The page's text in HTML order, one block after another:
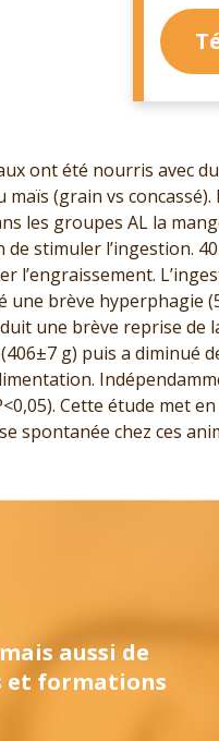
ont été nourris avec
(grain vs
les groupes AL la
de stimuler l’ingestion.
l’engraissement.
brève hyperphagie
une brève reprise de
g) puis a diminué
Cette étude met
spontanée chez ces
aussi de
et formations